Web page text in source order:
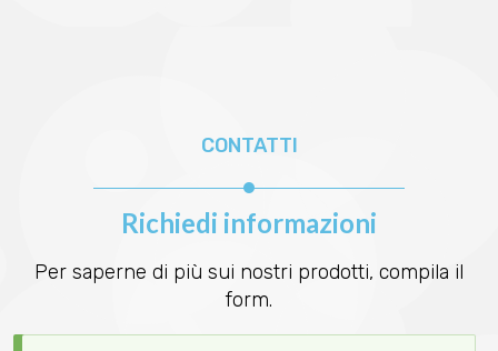
CONTATTI
Richiedi informazioni
Per saperne di più sui nostri prodotti, compila il
form.